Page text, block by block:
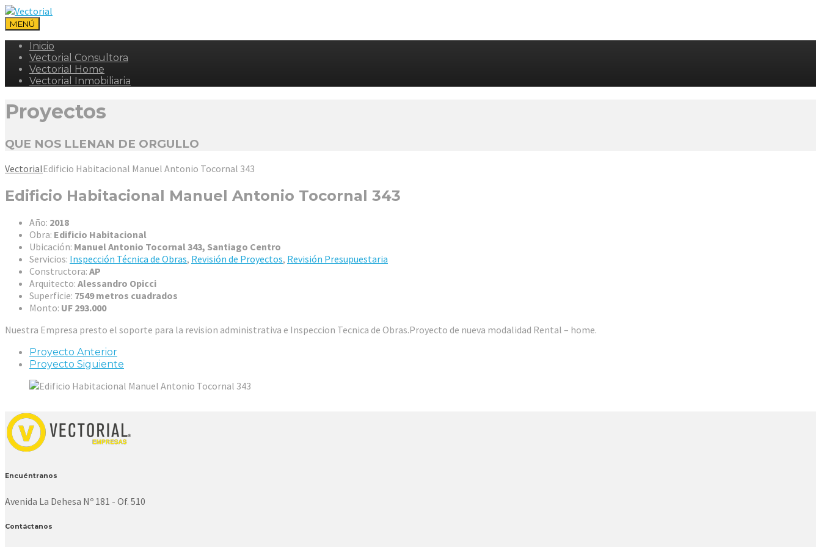
MENÚ
Inicio
Vectorial Consultora
Vectorial Home
Vectorial Inmobiliaria
Proyectos
QUE NOS LLENAN DE ORGULLO
VectorialEdificio Habitacional Manuel Antonio Tocornal 343
Edificio Habitacional Manuel Antonio Tocornal 343
Año: 2018
Obra: Edificio Habitacional
Ubicación: Manuel Antonio Tocornal 343, Santiago Centro
Servicios: Inspección Técnica de Obras, Revisión de Proyectos, Revisión Presupuestaria
Constructora: AP
Arquitecto: Alessandro Opicci
Superficie: 7549 metros cuadrados
Monto: UF 293.000
Nuestra Empresa presto el soporte para la revision administrativa e Inspeccion Tecnica de Obras.Proyecto de nueva modalidad Rental – home.
Proyecto Anterior
Proyecto Siguiente
Encuéntranos
Avenida La Dehesa Nº 181 - Of. 510
Contáctanos